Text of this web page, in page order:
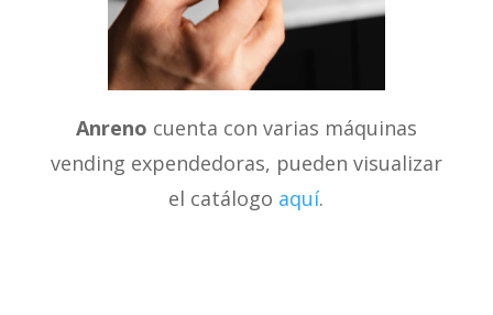
Anreno cuenta con varias máquinas
vending expendedoras, pueden visualizar
el catálogo aquí.